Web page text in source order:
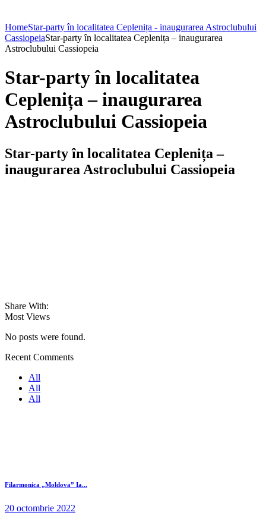
HomeStar-party în localitatea Ceplenița - inaugurarea Astroclubului
CassiopeiaStar-party în localitatea Ceplenița – inaugurarea
Astroclubului Cassiopeia
Star-party în localitatea
Ceplenița – inaugurarea
Astroclubului Cassiopeia
Star-party în localitatea Ceplenița –
inaugurarea Astroclubului Cassiopeia
Share With:
Most Views
No posts were found.
Recent Comments
All
All
All
Filarmonica „Moldova” Ia...
20 octombrie 2022